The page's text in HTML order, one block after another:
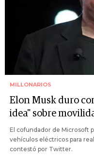
MILLONARIOS
Elon Musk duro
idea" sobre
El cofundador de Microsoft
vehículos eléctricos para
contestó por Twitter.